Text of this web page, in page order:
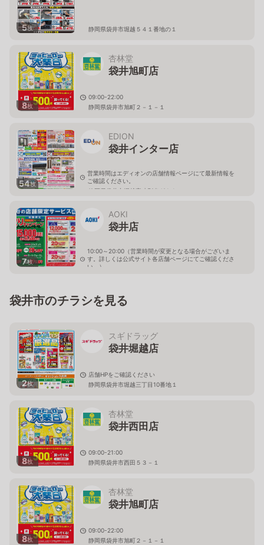
5枚 静岡県袋井市堀越５４１番地の１
8枚
杏林堂
袋井旭町店
09:00-22:00
静岡県袋井市旭町２－１－１
54枚
EDION
袋井インター店
営業時間はエディオンの店舗情報ページにて最新情報を
ご確認ください。
静岡県袋井市堀越字才別当421-1
7枚
AOKI
袋井店
10:00～20:00（営業時間が変更となる場合がございま
す。詳しくは公式サイト各店舗ページにてご確認くださ
い。）
袋井市のチラシを見る
2枚
スギドラッグ
袋井堀越店
店舗HPをご確認ください
静岡県袋井市堀越三丁目10番地１
8枚
杏林堂
袋井西田店
09:00-21:00
静岡県袋井市西田５３－１
8枚
杏林堂
袋井旭町店
09:00-22:00
静岡県袋井市旭町２－１－１